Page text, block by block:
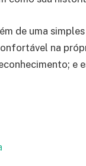
de uma
na
e